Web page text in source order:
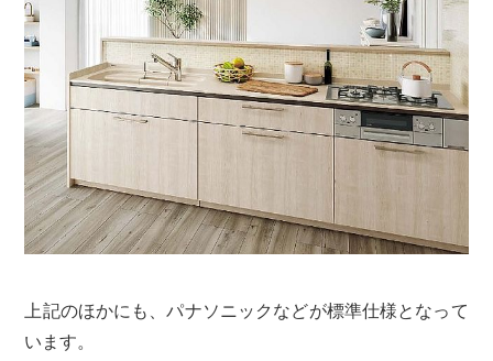
上記のほかにも、パナソニックなどが標準仕様となって
います。